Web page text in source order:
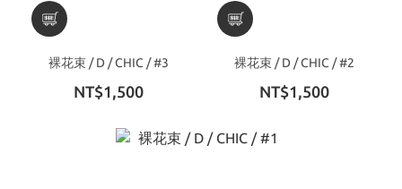
裸花束 / D / CHIC / #3
NT$1,500
裸花束 / D / CHIC / #2
NT$1,500